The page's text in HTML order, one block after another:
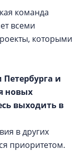
команда
всеми
которыми
и
новых
выходить в
в других
приоритетом.